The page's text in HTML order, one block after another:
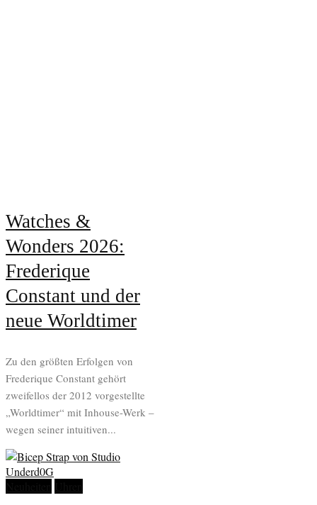
Watches &
Wonders 2026:
Frederique
Constant und der
neue Worldtimer
Zu den größten Erfolgen von
Frederique Constant gehört
zweifellos der 2012 vorgestellte
„Worldtimer“ mit Inhouse-Werk –
wegen seiner intuitiven...